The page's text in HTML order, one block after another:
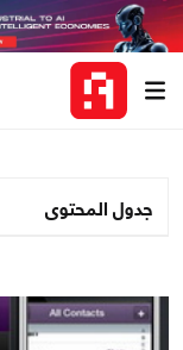
جدول المحتوى